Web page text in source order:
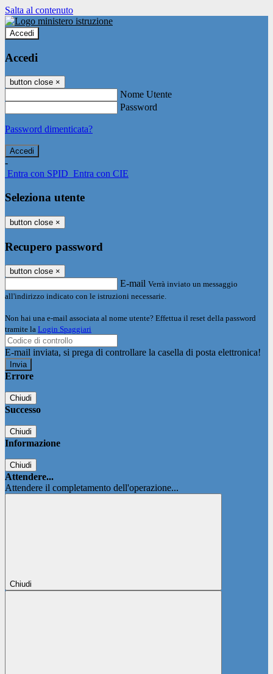
Salta al contenuto
Accedi
Accedi
button close ×
Nome Utente
Password
Password dimenticata?
-
Entra con SPID Entra con CIE
Seleziona utente
button close ×
Recupero password
button close ×
E-mail Verrà inviato un messaggio
all'indirizzo indicato con le istruzioni necessarie.
Non hai una e-mail associata al nome utente? Effettua il reset della password
tramite la Login Spaggiari
E-mail inviata, si prega di controllare la casella di posta elettronica!
Errore
Chiudi
Successo
Chiudi
Informazione
Chiudi
Attendere...
Attendere il completamento dell'operazione...
Chiudi